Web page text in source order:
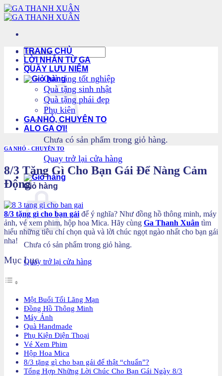
Bỏ
qua
dung
Tìm
kiếm:
Chưa có sản phẩm trong giỏ hàng.
Quay trở lại cửa hàng
Giỏ hàng
Chưa có sản phẩm trong giỏ hàng.
Quay trở lại cửa hàng
TRANG CHỦ
LỜI NHẮN TỪ GA
QUẦY LƯU NIỆM
Quà tặng tốt nghiệp
Quà tặng sinh nhật
Quà tặng phái đẹp
Phụ kiện
GA NHỎ, CHUYỆN TO
ALO GA ƠI!
GA NHỎ - CHUYỆN TO
8/3 Tặng Gì Cho Bạn Gái Để Nàng Cảm
Động
8/3 tặng gì cho bạn gái để ý nghĩa? Như đồng hồ thông minh, máy
ảnh, vé xem phim, hộp hoa Mica. Hãy cùng Ga Thanh Xuân tìm
hiểu những tiêu chí chọn quà và lời chúc ngọt ngào nhất cho bạn gái
nha!
Mục Lục
Một Buổi Tối Lãng Mạn
Đồng Hồ Thông Minh
Máy Ảnh
Quà Handmade
Phụ Kiện Điện Thoại
Vé Xem Phim
Hộp Hoa Mica
8/3 tặng gì cho bạn gái để thật “chuẩn”?
Tổng Hợp Những Lời Chúc Cho Bạn Gái Ngày 8/3